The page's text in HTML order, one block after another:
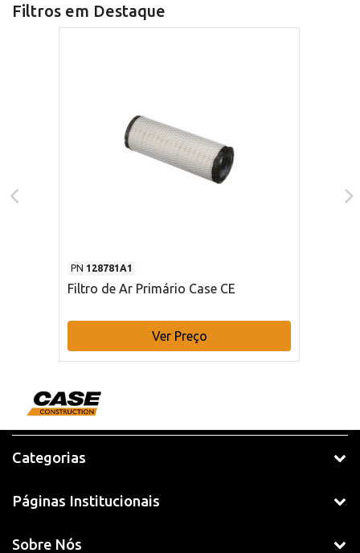
Filtros em Destaque
PN 128781A1
Filtro de Ar Primário Case CE
Ver Preço
Categorias
Páginas Institucionais
Sobre Nós